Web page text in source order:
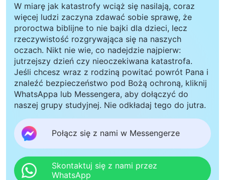
W miarę jak katastrofy wciąż się nasilają, coraz
więcej ludzi zaczyna zdawać sobie sprawę, że
proroctwa biblijne to nie bajki dla dzieci, lecz
rzeczywistość rozgrywająca się na naszych
oczach. Nikt nie wie, co nadejdzie najpierw:
jutrzejszy dzień czy nieoczekiwana katastrofa.
Jeśli chcesz wraz z rodziną powitać powrót Pana i
znaleźć bezpieczeństwo pod Bożą ochroną, kliknij
WhatsAppa lub Messengera, aby dołączyć do
naszej grupy studyjnej. Nie odkładaj tego do jutra.
Połącz się z nami w Messengerze
Skontaktuj się z nami przez
WhatsApp